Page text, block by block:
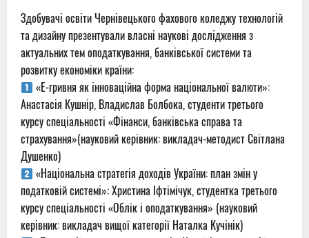
Здобувачі освіти Чернівецького фахового коледжу технологій
та дизайну презентували власні наукові дослідження з
актуальних тем оподаткування, банківської системи та
розвитку економіки країни:
«Е-гривня як інноваційна форма національної валюти»:
Анастасія Кушнір, Владислав Болбока, студенти третього
курсу спеціальності «Фінанси, банківська справа та
страхування»(науковий керівник: викладач-методист Світлана
Душенко)
«Національна стратегія доходів України: план змін у
податковій системі»: Христина Іфтімічук, студентка третього
курсу спеціальності «Облік і оподаткування» (науковий
керівник: викладач вищої категорії Наталка Кучінік)